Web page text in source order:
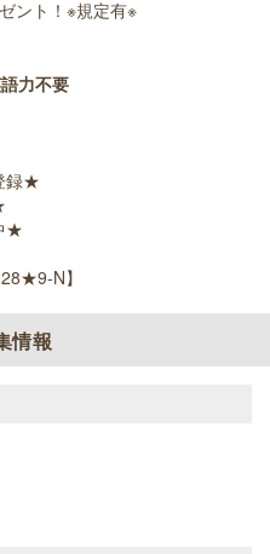
ント！※規定有※
力不要
録★
★
N】
情報